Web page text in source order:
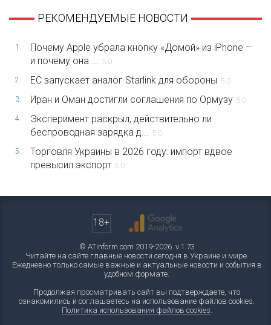
РЕКОМЕНДУЕМЫЕ НОВОСТИ
1.
Почему Apple убрала кнопку «Домой» из iPhone –
и почему она ...
5.0
2. ЕС запускает аналог Starlink для обороны 5.0
3. Иран и Оман достигли соглашения по Ормузу 5.0
4.
Эксперимент раскрыл, действительно ли
беспроводная зарядка д...
5.0
5.
Торговля Украины в 2026 году: импорт вдвое
превысил экспорт 5.0
18+
© ATinform.com 2019-2026. v.1.73
Читайте на сайте главные новости сегодня в Украине и мире.
Ежедневно только самые важные и актуальные новости и события в
удобном формате.
Продолжая просматривать сайт вы подтверждаете, что
ознакомились и соглашаетесь на использование файлов cookies.
Политика использования файлов cookies